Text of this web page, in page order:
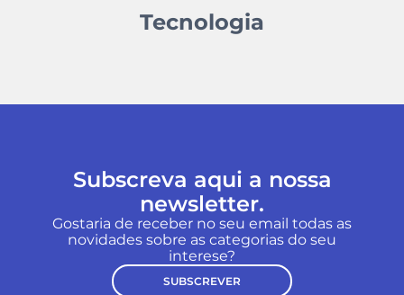
Tecnologia
Subscreva aqui a nossa
newsletter.
Gostaria de receber no seu email todas as
novidades sobre as categorias do seu
interese?
SUBSCREVER